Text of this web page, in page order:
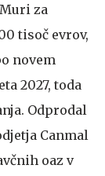
za
tisoč evrov,
novem
2027, toda
Odprodal
Canmal
oaz v